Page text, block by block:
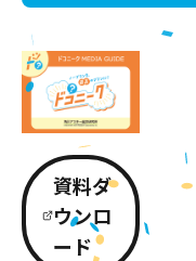
資料ダ
ウンロ
ード